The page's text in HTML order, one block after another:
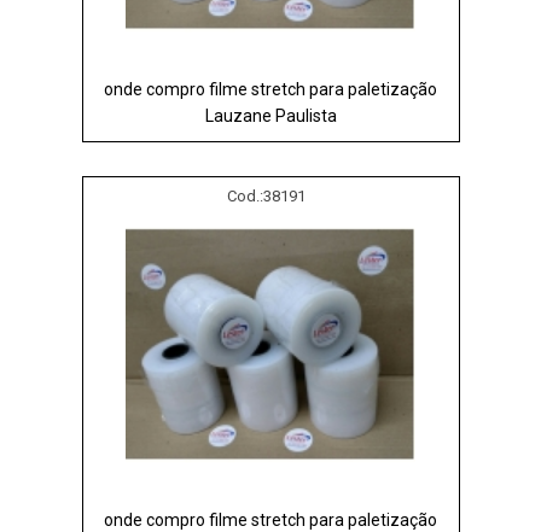
onde compro filme stretch para paletização
Lauzane Paulista
Cod.:38191
onde compro filme stretch para paletização